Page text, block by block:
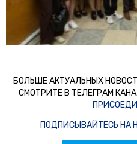
БОЛЬШЕ АКТУАЛЬНЫХ
СМОТРИТЕ В ТЕЛЕГРАМ
ПОДПИСЫВАЙТЕСЬ НА